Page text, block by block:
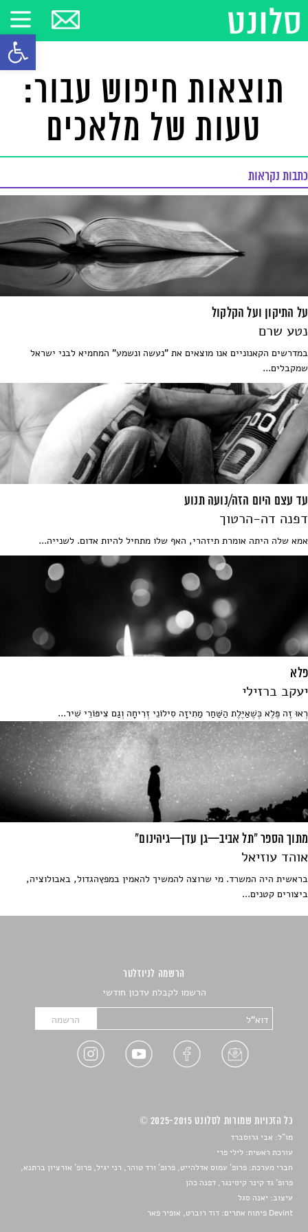
פתח
תוצאות חיפוש עבור:
טעות של מלאכים
כתבות נקראות
על התיקון ועל הקלקול
נטע שרם
במדרשים הקאנוניים אנו מוצאים את "נעשה ונשמע" המחמיא לבני ישראל
שמקבלים...
עד עצם היום הזה/נועה תנוע
דפנה דה-הרטוך
אמא שלה היתה אומרת תיזהרי, האף שלו מתחיל להיות אדום. לשנייה...
פלא
יעקב ברזילי
רְאוּ זֶה פֶּלֶא כְּשֶׁאַיֶּלֶת הַשַּׁחַר מַתִיזָה סִילוֹנֵי זְרִיחָה וְגַם צִיפּוֹרֵי שִׁיר...
מתוך הספר "תל אביב—גן עדן—גיהינום"
אוהד עוזיאל
בראשית היה המשרד. מי שרוצה להמשיך להאמין במפץהגדול, באבולוציה,
ביצורים קטנים...
הרשמה לניוזלטר
הרשמו לקבלת עדכון חודשי
כל הזכויות שמורות לסלונט 2025-2015 ©
מו"ל: אבי גרוסברד
עורכת ראשית: לילי פרי
חברי מערכת: פרופ' עמוס אדלהייט, פרופ' ורד טוהר, רני יגיל, פרופ' אורציון ברתנא,
פרופ' גד קינר קיסינגר, דפנה כהן
עיצוב: יאנה סגל
Devint פיתוח אתרים: דוד רוברט, אופיר פאר